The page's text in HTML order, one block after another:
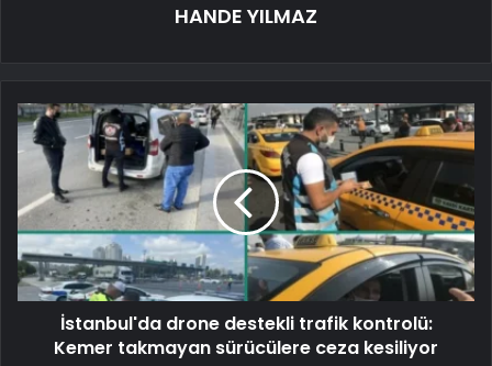
HANDE YILMAZ
İstanbul'da drone destekli trafik kontrolü:
Kemer takmayan sürücülere ceza kesiliyor